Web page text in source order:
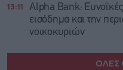
13:11
Alpha Bank: Ευνοϊκές
εισόδημα και την
νοικοκυριών
ΟΛΕΣ